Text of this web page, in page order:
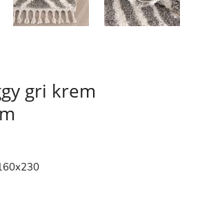
gri krem